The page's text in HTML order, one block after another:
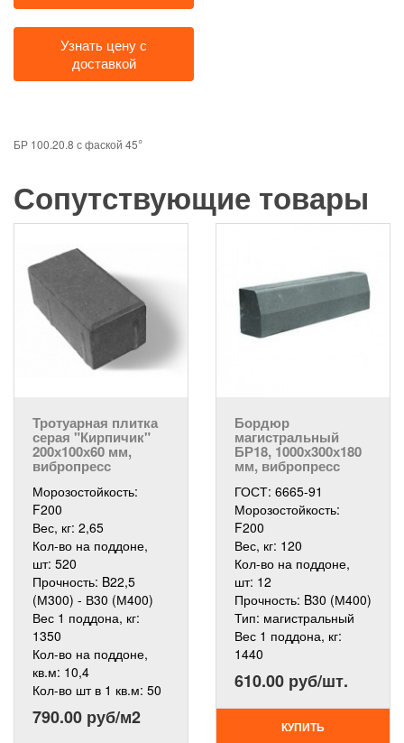
Узнать цену с
доставкой
БР 100.20.8 с фаской 45°
Сопутствующие товары
Тротуарная плитка
серая "Кирпичик"
200х100х60 мм,
вибропресс
Морозостойкость:
F200
Вес, кг: 2,65
Кол-во на поддоне,
шт: 520
Прочность: B22,5
(М300) - В30 (М400)
Вес 1 поддона, кг:
1350
Кол-во на поддоне,
кв.м: 10,4
Кол-во шт в 1 кв.м: 50
790.00 руб/м2
Бордюр
магистральный
БР18, 1000х300х180
мм, вибропресс
ГОСТ: 6665-91
Морозостойкость:
F200
Вес, кг: 120
Кол-во на поддоне,
шт: 12
Прочность: B30 (М400)
Тип: магистральный
Вес 1 поддона, кг:
1440
610.00 руб/шт.
КУПИТЬ